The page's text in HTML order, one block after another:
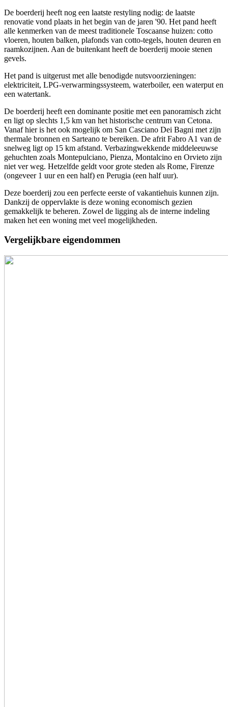
De boerderij heeft nog een laatste restyling nodig: de laatste
renovatie vond plaats in het begin van de jaren '90. Het pand heeft
alle kenmerken van de meest traditionele Toscaanse huizen: cotto
vloeren, houten balken, plafonds van cotto-tegels, houten deuren en
raamkozijnen. Aan de buitenkant heeft de boerderij mooie stenen
gevels.
Het pand is uitgerust met alle benodigde nutsvoorzieningen:
elektriciteit, LPG-verwarmingssysteem, waterboiler, een waterput en
een watertank.
De boerderij heeft een dominante positie met een panoramisch zicht
en ligt op slechts 1,5 km van het historische centrum van Cetona.
Vanaf hier is het ook mogelijk om San Casciano Dei Bagni met zijn
thermale bronnen en Sarteano te bereiken. De afrit Fabro A1 van de
snelweg ligt op 15 km afstand. Verbazingwekkende middeleeuwse
gehuchten zoals Montepulciano, Pienza, Montalcino en Orvieto zijn
niet ver weg. Hetzelfde geldt voor grote steden als Rome, Firenze
(ongeveer 1 uur en een half) en Perugia (een half uur).
Deze boerderij zou een perfecte eerste of vakantiehuis kunnen zijn.
Dankzij de oppervlakte is deze woning economisch gezien
gemakkelijk te beheren. Zowel de ligging als de interne indeling
maken het een woning met veel mogelijkheden.
Vergelijkbare eigendommen